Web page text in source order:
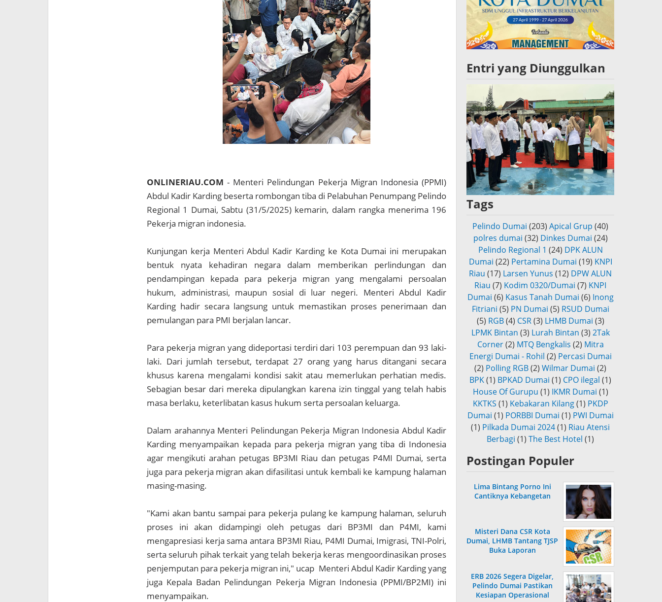
ONLINERIAU.COM - Menteri Pelindungan Pekerja Migran Indonesia (PPMI)
Abdul Kadir Karding beserta rombongan tiba di Pelabuhan Penumpang Pelindo
Regional 1 Dumai, Sabtu (31/5/2025) kemarin, dalam rangka menerima 196
Pekerja migran indonesia.
Kunjungan kerja Menteri Abdul Kadir Karding ke Kota Dumai ini merupakan
bentuk nyata kehadiran negara dalam memberikan perlindungan dan
pendampingan kepada para pekerja migran yang mengalami persoalan
hukum, administrasi, maupun sosial di luar negeri. Menteri Abdul Kadir
Karding hadir secara langsung untuk memastikan proses penerimaan dan
pemulangan para PMI berjalan lancar.
Para pekerja migran yang dideportasi terdiri dari 103 perempuan dan 93 laki-
laki. Dari jumlah tersebut, terdapat 27 orang yang harus ditangani secara
khusus karena mengalami kondisi sakit atau memerlukan perhatian medis.
Sebagian besar dari mereka dipulangkan karena izin tinggal yang telah habis
masa berlaku, keterlibatan kasus hukum serta persoalan keluarga.
Dalam arahannya Menteri Pelindungan Pekerja Migran Indonesia Abdul Kadir
Karding menyampaikan kepada para pekerja migran yang tiba di Indonesia
agar mengikuti arahan petugas BP3MI Riau dan petugas P4MI Dumai, serta
juga para pekerja migran akan difasilitasi untuk kembali ke kampung halaman
masing-masing.
"Kami akan bantu sampai para pekerja pulang ke kampung halaman, seluruh
proses ini akan didampingi oleh petugas dari BP3MI dan P4MI, kami
mengapresiasi kerja sama antara BP3MI Riau, P4MI Dumai, Imigrasi, TNI-Polri,
serta seluruh pihak terkait yang telah bekerja keras mengoordinasikan proses
penjemputan para pekerja migran ini," ucap Menteri Abdul Kadir Karding yang
juga Kepala Badan Pelindungan Pekerja Migran Indonesia (PPMI/BP2MI) ini
menyampaikan.
Entri yang Diunggulkan
Tags
Pelindo Dumai (203) Apical Grup (40)
polres dumai (32) Dinkes Dumai (24)
Pelindo Regional 1 (24) DPK ALUN
Dumai (22) Pertamina Dumai (19) KNPI
Riau (17) Larsen Yunus (12) DPW ALUN
Riau (7) Kodim 0320/Dumai (7) KNPI
Dumai (6) Kasus Tanah Dumai (6) Inong
Fitriani (5) PN Dumai (5) RSUD Dumai
(5) RGB (4) CSR (3) LHMB Dumai (3)
LPMK Bintan (3) Lurah Bintan (3) 2Tak
Corner (2) MTQ Bengkalis (2) Mitra
Energi Dumai - Rohil (2) Percasi Dumai
(2) Polling RGB(2) Wilmar Dumai (2)
BPK(1) BPKAD Dumai (1) CPO ilegal (1)
House Of Gurupu (1) IKMR Dumai (1)
KKTKS (1) Kebakaran Kilang (1) PKDP
Dumai (1) PORBBI Dumai (1) PWI Dumai
(1) Pilkada Dumai 2024(1) Riau Atensi
Berbagi (1) The Best Hotel (1)
Postingan Populer
Lima Bintang Porno Ini
Cantiknya Kebangetan
Misteri Dana CSR Kota
Dumai, LHMB Tantang TJSP
Buka Laporan
ERB 2026 Segera Digelar,
Pelindo Dumai Pastikan
Kesiapan Operasional